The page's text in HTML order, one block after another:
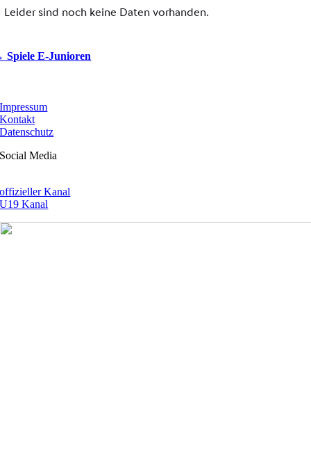
Spiele E-Junioren
Impressum
Kontakt
Datenschutz
Social Media
offizieller Kanal
U19 Kanal